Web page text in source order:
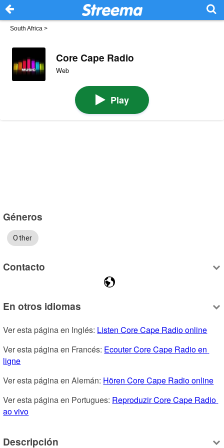
South Africa >
Core Cape Radio
Web
Play
Géneros
Other
Contacto
En otros idiomas
Ver esta página en Inglés: Listen Core Cape Radio online
Ver esta página en Francés: Ecouter Core Cape Radio en
ligne
Ver esta página en Alemán: Hören Core Cape Radio online
Ver esta página en Portugues: Reproduzir Core Cape Radio
ao vivo
Descripción